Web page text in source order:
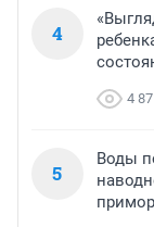
4
4
5
Воды